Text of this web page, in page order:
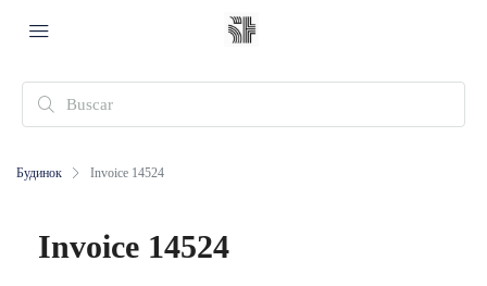
Будинок Invoice 14524
Invoice 14524